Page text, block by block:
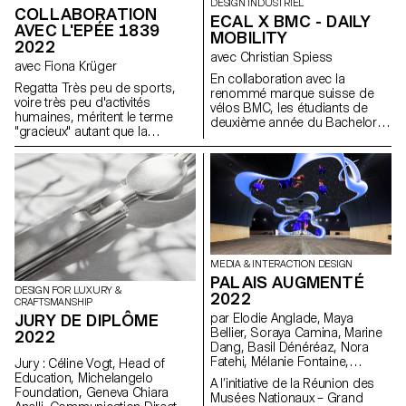
COLLABORATION
AVEC L'EPÉE 1839
2022
avec Fiona Krüger
Regatta Très peu de sports,
voire très peu d'activités
humaines, méritent le terme
"gracieux" autant que la
pratique de l’aviron. Les
longues embarcations
profilées qui coupent l'eau
comme un stiletto et laissent à
peine une ondulation comptent
parmi les formes les plus
élégantes de déplacement
humain sur terre. Ce sentiment
de grâce cache à la fois
l'incroyable puissance des
rameurs et la précision de leur
embarcation. L'Epée 1839
exploite et rend hommage à la
grâce de la godille avec La
verticale qui évoque la forme
d'une longue et fine godille,
avec la puissance (réserve de
DESIGN INDUSTRIEL
ECAL X BMC - DAILY
MOBILITY
avec Christian Spiess
En collaboration avec la
renommé marque suisse de
vélos BMC, les étudiants de
deuxième année du Bachelor
direction de Stéphane Halmaï-
Voisard, responsable du
programme, et de Christian
Spiess, designer suisse et
passionné de vélo, présentent
une collection d'accessoires
pratiques et colorés pour les
trajets quotidiens en vélo.
DESIGN FOR LUXURY &
CRAFTSMANSHIP
JURY DE DIPLÔME
2022
Jury : Céline Vogt, Head of
Education, Michelangelo
Foundation, Geneva Chiara
MEDIA & INTERACTION DESIGN
PALAIS AUGMENTÉ
2022
par Elodie Anglade, Maya
Bellier, Soraya Camina, Marine
Dang, Basil Dénéréaz, Nora
Fatehi, Mélanie Fontaine,
Sébastien Galera Larios, Evan
Kelly, Jamy Herrmann, Bogdan
A l’initiative de la Réunion des
Musées Nationaux – Grand